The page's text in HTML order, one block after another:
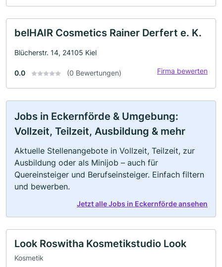
belHAIR Cosmetics Rainer Derfert e. K.
Blücherstr. 14, 24105 Kiel
0.0 (0 Bewertungen) Firma bewerten
Jobs in Eckernförde & Umgebung:
Vollzeit, Teilzeit, Ausbildung & mehr
Aktuelle Stellenangebote in Vollzeit, Teilzeit, zur
Ausbildung oder als Minijob – auch für
Quereinsteiger und Berufseinsteiger. Einfach filtern
und bewerben.
Jetzt alle Jobs in Eckernförde ansehen
Look Roswitha Kosmetikstudio Look
Kosmetik